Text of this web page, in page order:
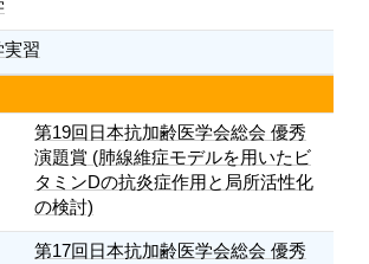
実習
第19回日本抗加齢医学会総会 優秀
演題賞 (肺線維症モデルを用いたビ
タミンDの抗炎症作用と局所活性化
の検討)
第17回日本抗加齢医学会総会 優秀